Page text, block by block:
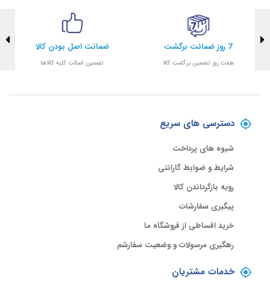
7 روز ضمانت برگشت
هفت روز تضمین برگشت کالا
ضمانت اصل بودن کالا
تضمین اصالت کلیه کالاها
دسترسی های سریع
شیوه های پرداخت
شرایط و ضوابط گارانتی
رویه بازگرداندن کالا
پیگیری سفارشات
خرید اقساطی از فروشگاه ما
رهگیری مرسولات و وضعیت سفارشم
خدمات مشتریان